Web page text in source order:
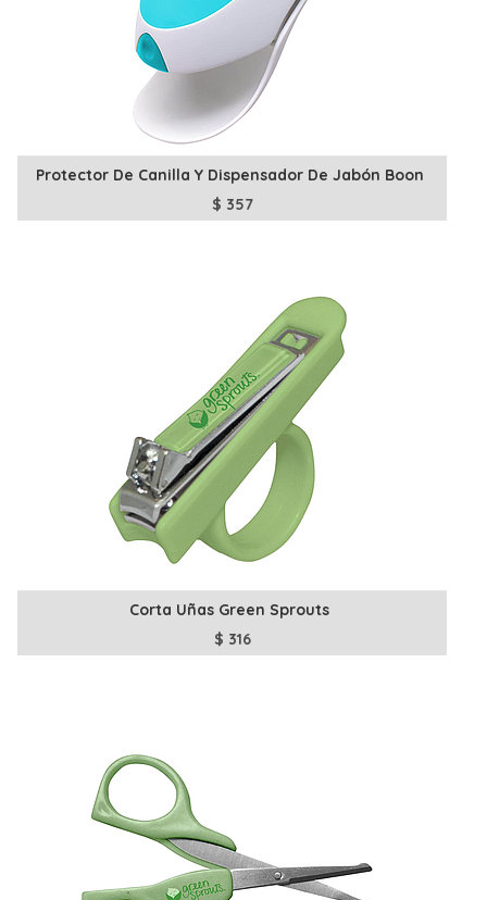
Protector De Canilla Y Dispensador De Jabón Boon
$ 357
Corta Uñas Green Sprouts
$ 316